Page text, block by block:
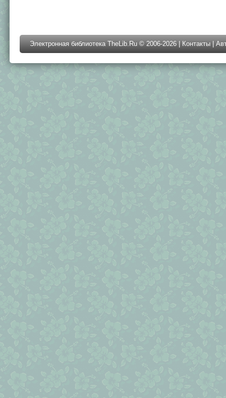
Электронная библиотека TheLib.Ru © 2006-2026 | Контакты |